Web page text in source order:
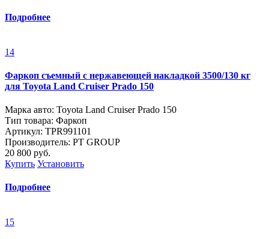
Подробнее
14
Фаркоп съемный с нержавеющей накладкой 3500/130 кг
для Toyota Land Cruiser Prado 150
Марка авто: Toyota Land Cruiser Prado 150
Тип товара: Фаркоп
Артикул: TPR991101
Производитель: PT GROUP
20 800 руб.
Купить Установить
Подробнее
15